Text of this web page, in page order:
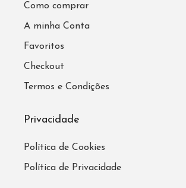
Como comprar
A minha Conta
Favoritos
Checkout
Termos e Condições
Privacidade
Política de Cookies
Política de Privacidade